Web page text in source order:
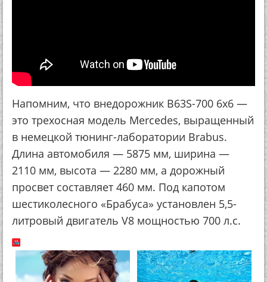
Напомним, что внедорожник B63S-700 6x6 —
это трехосная модель Mercedes, выращенный
в немецкой тюнинг-лаборатории Brabus.
Длина автомобиля — 5875 мм, ширина —
2110 мм, высота — 2280 мм, а дорожный
просвет составляет 460 мм. Под капотом
шестиколесного «Брабуса» установлен 5,5-
литровый двигатель V8 мощностью 700 л.с.